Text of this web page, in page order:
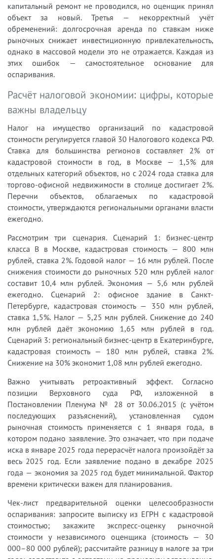
капитальный ремонт не проводился, но оценщик принял
объект за новый. Третья — некорректный учёт
обременений: долгосрочная аренда по ставкам ниже
рыночных снижает инвестиционную привлекательность,
однако в массовой модели это не отражается. Каждая из
этих ошибок — самостоятельное основание для
оспаривания.
Расчёт налоговой экономии: цифры, которые
важны владельцу
Налог на имущество организаций по кадастровой
стоимости регулируется главой 30 Налогового кодекса РФ.
Ставка для большинства регионов составляет 2% от
кадастровой стоимости в год, в Москве — 1,5% для
отдельных категорий объектов, но с 2024 года ставка для
торгово-офисной недвижимости в столице достигает 2%.
Перечни объектов, облагаемых по кадастровой
стоимости, утверждаются региональными органами власти
ежегодно.
Рассмотрим три сценария. Сценарий 1: бизнес-центр
класса B в Москве, кадастровая стоимость — 800 млн
рублей, ставка 2%. Годовой налог — 16 млн рублей. После
снижения стоимости до рыночных 520 млн рублей налог
составит 10,4 млн рублей. Экономия — 5,6 млн рублей
ежегодно. Сценарий 2: офисное здание в Санкт-
Петербурге, кадастровая стоимость — 350 млн рублей,
ставка 1,5%. Налог — 5,25 млн рублей. Снижение до 240
млн рублей даёт экономию 1,65 млн рублей в год.
Сценарий 3: региональный бизнес-центр в Екатеринбурге,
кадастровая стоимость — 180 млн рублей, ставка 2%.
Снижение на 30% экономит 1,08 млн рублей ежегодно.
Важно учитывать ретроактивный эффект. Согласно
позиции Верховного суда РФ, изложенной в
Постановлении Пленума № 28 от 30.06.2015 (с учётом
последующих разъяснений), установленная судом
рыночная стоимость применяется с 1 января года, в
котором подано заявление. Это означает, что при подаче
иска в январе 2025 года перерасчёт налога произойдёт за
весь 2025 год. Если заявление подано в декабре 2025
года — экономия за 2025 год будет минимальной. Фактор
времени критически важен для планирования.
Чек-лист предварительной оценки целесообразности
оспаривания: запросите выписку из ЕГРН с кадастровой
стоимостью; закажите экспресс-оценку рыночной
стоимости у независимого оценщика (стоимость — 30
000–80 000 рублей); рассчитайте разницу в налоге за три